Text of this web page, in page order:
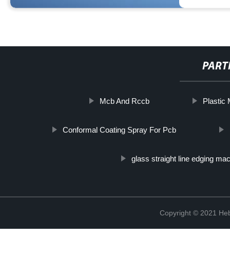
Mcb And Rccb Plastic
Conformal Coating Spray For Pcb
glass straight line edging
Copyright © 2021